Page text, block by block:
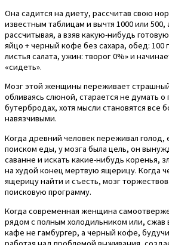
Она садится на диету, рассчитав свою
известным таблицам и вычтя 1000 или 500,
рассчитывая, а взяв какую-нибудь
яйцо + черный кофе без сахара, обед: 100
листья салата, ужин: творог 0%» и
«сидеть».
Мозг этой женщины переживает
обливаясь слюной, старается не думать о
бутербродах, хотя мысли становятся все
навязчивыми.
Когда древний человек переживал голод,
поиском еды, у мозга была цель, он
саванне и искать какие-нибудь коренья,
на худой конец мертвую ящерицу. Когда
ящерицу найти и съесть, мозг
поисковую программу.
Когда современная женщина
рядом с полным холодильником или, сжав
кафе не гамбургер, а черный кофе,